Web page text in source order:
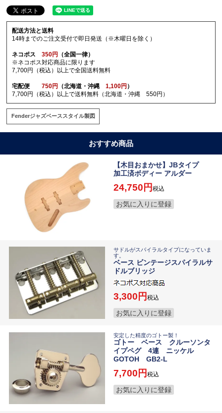
配送方法と送料
14時までのご注文受付で即日発送（※木曜日を除く）
ネコポス350円
（全国一律）
※ネコポス対応商品に限ります
7,700円（税込）以上で全国送料無料
宅配便750円 （北海道・沖縄1,100円 ）
7,700円（税込）以上で送料無料（北海道・沖縄 550円）
Fenderジャズベーススタイル製図
おすすめ商品
【木目おまかせ】JBタイプ
加工済ボディー アルダー
24,750 税込
お気に入りに登録
サドルがスパイラルタイプになっていま
す。
ベース ビンテージスパイラルサ
ドルブリッジ
3,300 税込
お気に入りに登録
安定した精度のゴトー製！
ゴトー ベース クルーソンタ
イプペグ 4連 ニッケル
GOTOH GB2-L
7,700 税込
お気に入りに登録